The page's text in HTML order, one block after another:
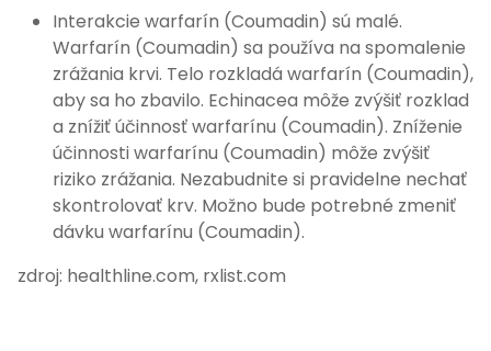
Interakcie warfarín (Coumadin) sú malé.
Warfarín (Coumadin) sa používa na spomalenie
zrážania krvi. Telo rozkladá warfarín (Coumadin),
aby sa ho zbavilo. Echinacea môže zvýšiť rozklad
a znížiť účinnosť warfarínu (Coumadin). Zníženie
účinnosti warfarínu (Coumadin) môže zvýšiť
riziko zrážania. Nezabudnite si pravidelne nechať
skontrolovať krv. Možno bude potrebné zmeniť
dávku warfarínu (Coumadin).
zdroj: healthline.com, rxlist.com